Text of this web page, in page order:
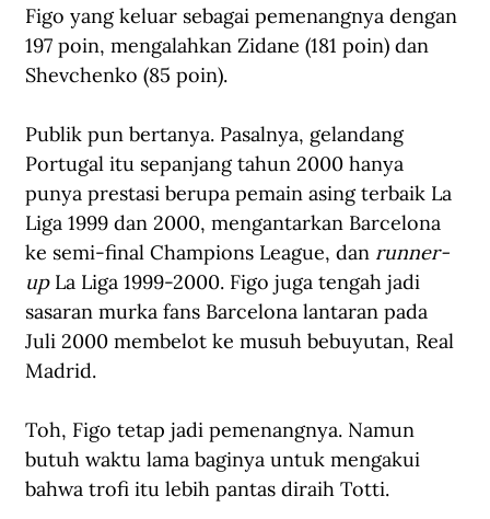
Figo yang keluar sebagai pemenangnya dengan
197 poin, mengalahkan Zidane (181 poin) dan
Shevchenko (85 poin).
Publik pun bertanya. Pasalnya, gelandang
Portugal itu sepanjang tahun 2000 hanya
punya prestasi berupa pemain asing terbaik La
Liga 1999 dan 2000, mengantarkan Barcelona
ke semi-final Champions League, dan runner-
up La Liga 1999-2000. Figo juga tengah jadi
sasaran murka fans Barcelona lantaran pada
Juli 2000 membelot ke musuh bebuyutan, Real
Madrid.
Toh, Figo tetap jadi pemenangnya. Namun
butuh waktu lama baginya untuk mengakui
bahwa trofi itu lebih pantas diraih Totti.